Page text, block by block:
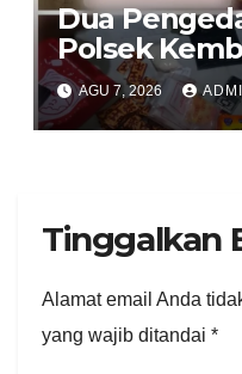
Dua
Polsek
Obat Keras,
Puluhan
Diamankan
AGU 7, 2026
Tinggalkan
Alamat email Anda
yang wajib ditandai *